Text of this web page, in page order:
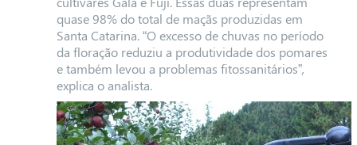
quase 98% do total de maçãs produzidas em
Santa Catarina. “O excesso de chuvas no período
da floração reduziu a produtividade dos pomares
e também levou a problemas fitossanitários”,
explica o analista.